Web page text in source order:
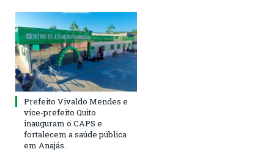
Prefeito Vivaldo Mendes e
vice-prefeito Quito
inauguram o CAPS e
fortalecem a saúde pública
em Anajás.